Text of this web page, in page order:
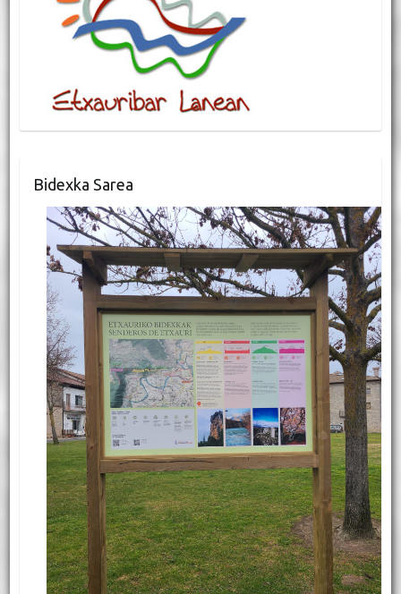
Bidexka Sarea